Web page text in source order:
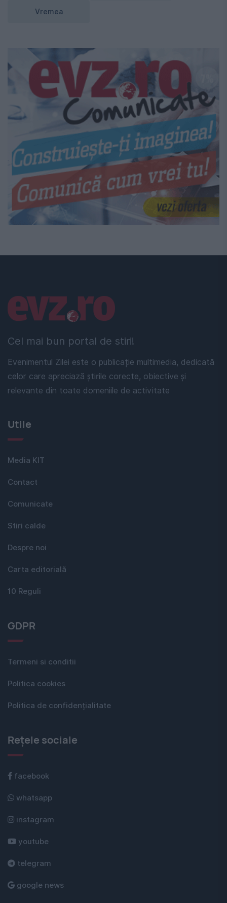
Vremea
Cel mai bun portal de stiri!
Evenimentul Zilei este o publicație multimedia, dedicată
celor care apreciază știrile corecte, obiective și
relevante din toate domeniile de activitate
Linkuri utile
Utile
Media KIT
Contact
Comunicate
Stiri calde
Despre noi
Carta editorială
10 Reguli
GDPR
Termeni si conditii
Politica cookies
Politica de confidențialitate
Rețele sociale
facebook
whatsapp
instagram
youtube
telegram
google news